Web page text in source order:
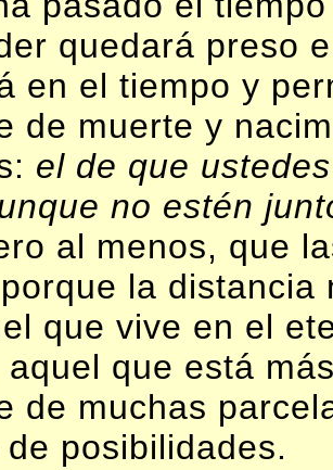
quedará preso
en el tiempo y
de muerte y
el de que
no estén
al menos, que
la
que vive en el
aquel que está
de muchas
posibilidades.